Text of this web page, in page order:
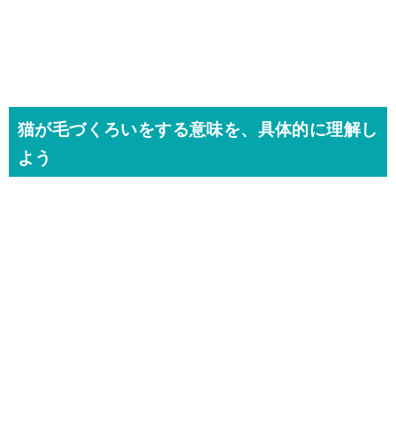
猫が毛づくろいをする意味を、具体的に理解し
よう